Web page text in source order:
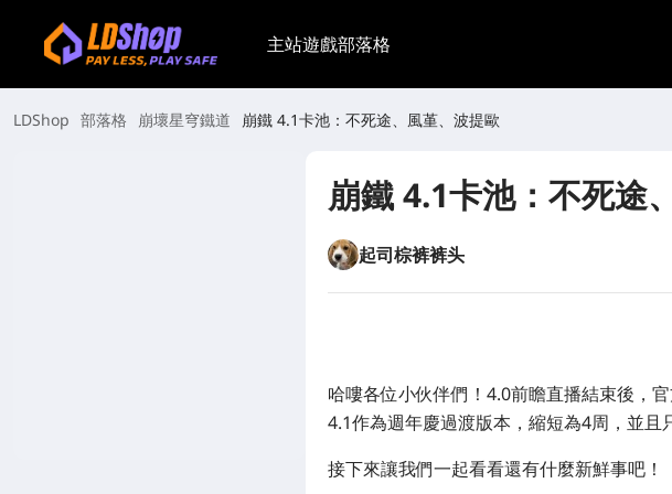
主站遊戲部落格
LDShop 部落格 崩壞星穹鐵道 崩鐵 4.1卡池：不死途、風堇、波提歐
崩鐵 4.1卡池：不死途
起司棕裤裤头
哈嘍各位小伙伴們！4.0前瞻直播結束後，
4.1作為週年慶過渡版本，縮短為4周，並且
接下來讓我們一起看看還有什麼新鮮事吧！